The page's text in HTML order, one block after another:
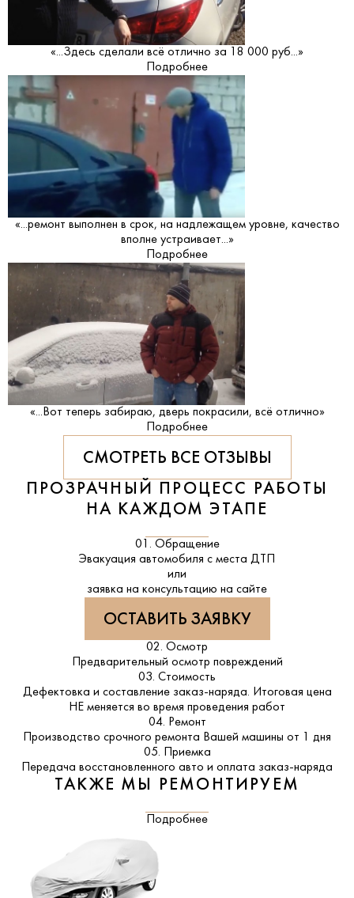
«...Здесь сделали всё отлично за 18 000 руб...»
Подробнее
«...ремонт выполнен в срок, на надлежащем уровне, качество
вполне устраивает...»
Подробнее
«...Вот теперь забираю, дверь покрасили, всё отлично»
Подробнее
СМОТРЕТЬ ВСЕ ОТЗЫВЫ
ПРОЗРАЧНЫЙ ПРОЦЕСС РАБОТЫ
НА КАЖДОМ ЭТАПЕ
01. Обращение
Эвакуация автомобиля с места ДТП
или
заявка на консультацию на сайте
ОСТАВИТЬ ЗАЯВКУ
02. Осмотр
Предварительный осмотр повреждений
03. Стоимость
Дефектовка и составление заказ-наряда. Итоговая цена
НЕ меняется во время проведения работ
04. Ремонт
Производство срочного ремонта Вашей машины от 1 дня
05. Приемка
Передача восстановленного авто и оплата заказ-наряда
ТАКЖЕ МЫ РЕМОНТИРУЕМ
Подробнее